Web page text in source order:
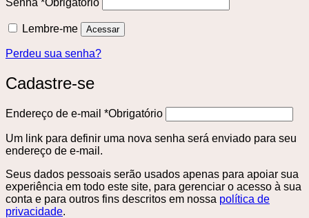
Senha *Obrigatório
Lembre-me Acessar
Perdeu sua senha?
Cadastre-se
Endereço de e-mail *Obrigatório
Um link para definir uma nova senha será enviado para seu
endereço de e-mail.
Seus dados pessoais serão usados ​​apenas para apoiar sua
experiência em todo este site, para gerenciar o acesso à sua
conta e para outros fins descritos em nossa política de
privacidade.